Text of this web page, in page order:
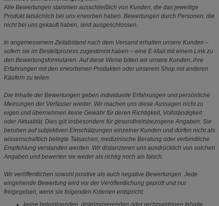
Alle Bewertungen stammen ausschließlich von Kunden, die das jeweilige
Produkt tatsächlich bei uns erworben haben. Bewertungen durch Personen, die
nicht bei uns gekauft haben, sind ausgeschlossen.
In angemessenem Zeitabstand nach dem Versand erhalten unsere Kunden –
sofern sie im Bestellprozess zugestimmt haben – eine E-Mail mit einem Link zu
den Bewertungsformularen. Auf diese Weise bitten wir unsere Kunden, ihre
Erfahrungen mit den erworbenen Produkten oder unserem Shop mit anderen
Käufern zu teilen.
Die Inhalte der Bewertungen geben individuelle Erfahrungen und persönliche
Meinungen der Verfasser wieder. Wir machen uns diese Aussagen nicht zu
eigen und übernehmen keine Gewähr für deren Richtigkeit, Vollständigkeit
oder Aktualität. Dies gilt insbesondere für gesundheitsbezogene Angaben: Sie
beruhen auf subjektiven Einschätzungen einzelner Kunden und dürfen nicht als
wissenschaftlich belegte Tatsachen, medizinische Beratung oder verbindliche
Empfehlung verstanden werden. Wir distanzieren uns ausdrücklich von solchen
Angaben und bewerten sie weder als richtig noch als falsch.
Wir veröffentlichen sowohl positive als auch negative Bewertungen. Jede
eingehende Bewertung wird vor der Veröffentlichung geprüft und nur
freigegeben, wenn sie folgenden Kriterien entspricht:
keine beleidigenden, diskriminierenden oder rechtswidrigen Inhalte,